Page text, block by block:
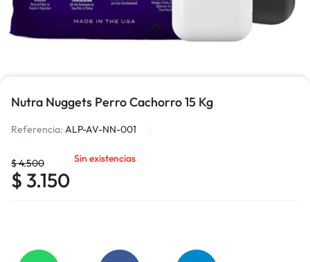
1/1
Nutra Nuggets Perro Cachorro 15 Kg
Referencia: ALP-AV-NN-001
$4.500
$ 3.150
Sin existencias